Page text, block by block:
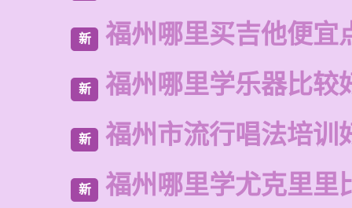
新 福州哪里买吉他便宜
新 福州哪里学乐器比较
新 福州市流行唱法培训
新 福州哪里学尤克里里